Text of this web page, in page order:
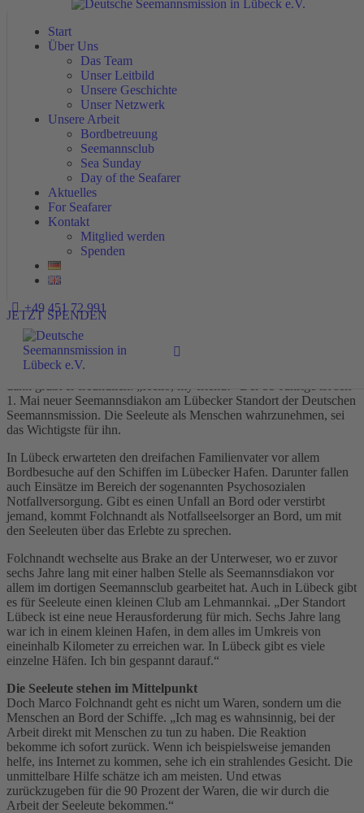
Start
Über Uns
Das Team
Unser Leitbild
Unsere Geschichte
Unser Netzwerk
Unsere Arbeit
Bordbetreuung
Seemannsclub
Sea Sunday
Day of the Seafarer
Aktuelles
For Seafarer
Kontakt
Mitglied werden
Spenden
+49 451 72 991
JETZT SPENDEN
Start
Über Uns
Das Team
Unser Leitbild
Unsere Geschichte
Unser Netzwerk
Unsere Arbeit
Bordbetreuung
Seemannsclub
Sea Sunday
Day of the Seafarer
Aktuelles
For Seafarer
Kontakt
Mitglied werden
Spenden
Wenn Marco Folchnandt zu Besuch an Bord eines Schiffes geht,
1. Mai neuer Seemannsdiakon am Lübecker Standort der Deutschen
Seemannsmission. Die Seeleute als Menschen wahrzunehmen, sei
das Wichtigste für ihn.
In Lübeck erwarteten den dreifachen Familienvater vor allem
Bordbesuche auf den Schiffen im Lübecker Hafen. Darunter fallen
auch Einsätze im Bereich der sogenannten Psychosozialen
Notfallversorgung. Gibt es einen Unfall an Bord oder verstirbt
jemand, kommt Folchnandt als Notfallseelsorger an Bord, um mit
den Seeleuten über das Erlebte zu sprechen.
Folchnandt wechselte aus Brake an der Unterweser, wo er zuvor
sechs Jahre lang mit einer halben Stelle als Seemannsdiakon vor
allem im dortigen Seemannsclub gearbeitet hat. Auch in Lübeck gibt
es für Seeleute einen kleinen Club am Lehmannkai. „Der Standort
Lübeck ist eine neue Herausforderung für mich. Sechs Jahre lang
war ich in einem kleinen Hafen, in dem alles im Umkreis von
eineinhalb Kilometer zu erreichen war. In Lübeck gibt es viele
einzelne Häfen. Ich bin gespannt darauf.“
Die Seeleute stehen im Mittelpunkt
Doch Marco Folchnandt geht es nicht um Waren, sondern um die
Menschen an Bord der Schiffe. „Ich mag es wahnsinnig, bei der
Arbeit direkt mit Menschen zu tun zu haben. Die Reaktion
bekomme ich sofort zurück. Wenn ich beispielsweise jemanden
helfe, ins Internet zu kommen, sehe ich ein strahlendes Gesicht. Die
unmittelbare Hilfe schätze ich am meisten. Und etwas
zurückzugeben für die 90 Prozent der Waren, die wir durch die
Arbeit der Seeleute bekommen.“